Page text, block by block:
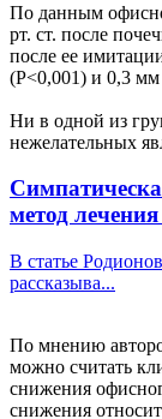
По данным
рт. ст. после
после ее
(P<0,001) и 0,3 мм
Ни в одной из
нежелательных
метод
В статье
рассказыва...
По мнению
можно считать
снижения
снижения